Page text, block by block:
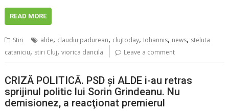
READ MORE
Stiri alde, claudiu padurean, clujtoday, Iohannis, news, steluta
cataniciu, stiri Cluj,viorica dancila Leave a comment
CRIZĂ POLITICĂ. PSD şi ALDE i-au retras
sprijinul politic lui Sorin Grindeanu. Nu
demisionez, a reacţionat premierul